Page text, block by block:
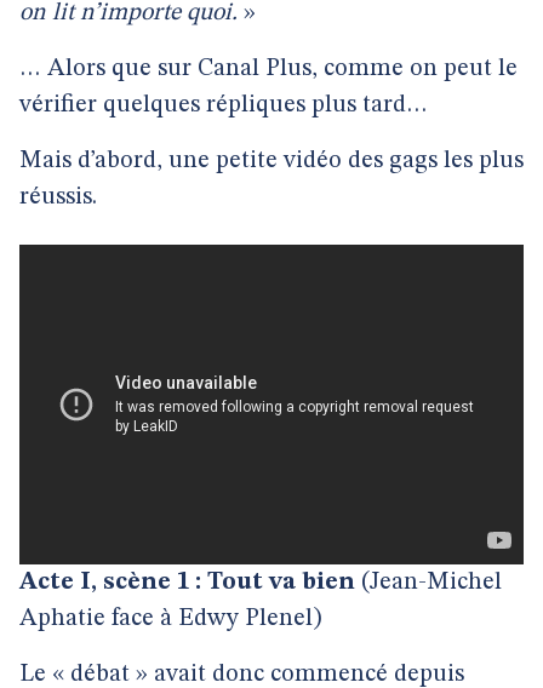
on lit n’importe quoi. »
… Alors que sur Canal Plus, comme on peut le
vérifier quelques répliques plus tard…
Mais d’abord, une petite vidéo des gags les plus
réussis.
Acte I, scène 1 : Tout va bien (Jean-Michel
Aphatie face à Edwy Plenel)
Le « débat » avait donc commencé depuis